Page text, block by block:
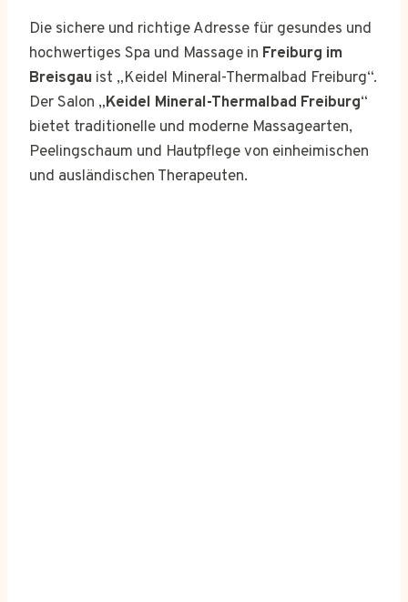
Die sichere und richtige Adresse für gesundes und
hochwertiges Spa und Massage in Freiburg im
Breisgau ist „Keidel Mineral-Thermalbad Freiburg“.
Der Salon „Keidel Mineral-Thermalbad Freiburg“
bietet traditionelle und moderne Massagearten,
Peelingschaum und Hautpflege von einheimischen
und ausländischen Therapeuten.